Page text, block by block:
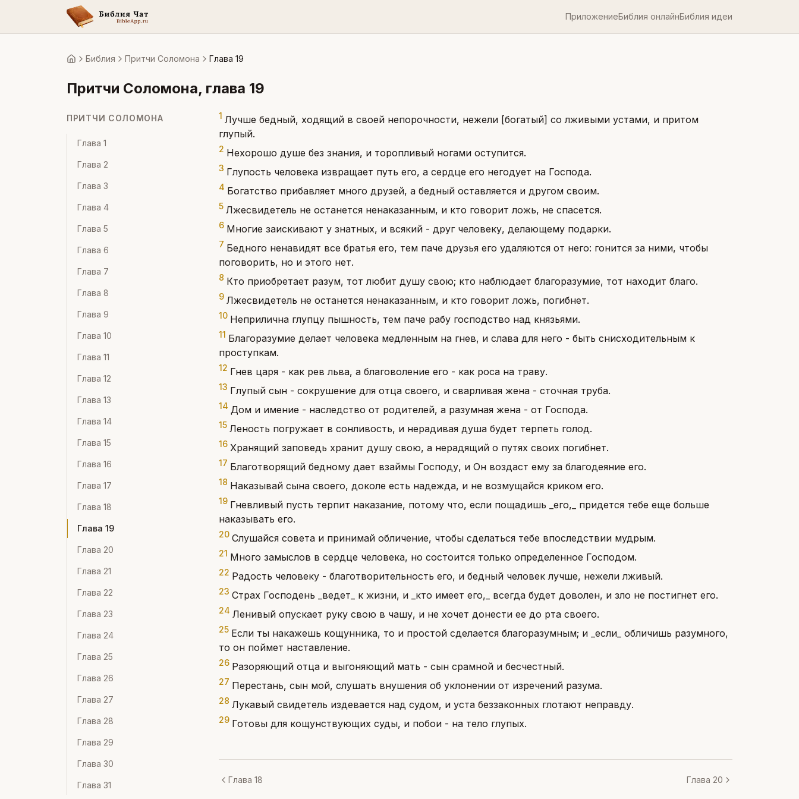
ПриложениеБиблия онлайнБиблия идеи
ГлавнаяБиблия Притчи Соломона Глава 19
Притчи Соломона, глава 19
ПРИТЧИ СОЛОМОНА
Глава 1
Глава 2
Глава 3
Глава 4
Глава 5
Глава 6
Глава 7
Глава 8
Глава 9
Глава 10
Глава 11
Глава 12
Глава 13
Глава 14
Глава 15
Глава 16
Глава 17
Глава 18
Глава 19
Глава 20
Глава 21
Глава 22
Глава 23
Глава 24
Глава 25
Глава 26
Глава 27
Глава 28
Глава 29
Глава 30
Глава 31
1 Лучше бедный, ходящий в своей непорочности, нежели [богатый] со лживыми устами, и притом
глупый.
2 Нехорошо душе без знания, и торопливый ногами оступится.
3 Глупость человека извращает путь его, а сердце его негодует на Господа.
4 Богатство прибавляет много друзей, а бедный оставляется и другом своим.
5 Лжесвидетель не останется ненаказанным, и кто говорит ложь, не спасется.
6 Многие заискивают у знатных, и всякий - друг человеку, делающему подарки.
7 Бедного ненавидят все братья его, тем паче друзья его удаляются от него: гонится за ними, чтобы
поговорить, но и этого нет.
8 Кто приобретает разум, тот любит душу свою; кто наблюдает благоразумие, тот находит благо.
9 Лжесвидетель не останется ненаказанным, и кто говорит ложь, погибнет.
10 Неприлична глупцу пышность, тем паче рабу господство над князьями.
11 Благоразумие делает человека медленным на гнев, и слава для него - быть снисходительным к
проступкам.
12 Гнев царя - как рев льва, а благоволение его - как роса на траву.
13 Глупый сын - сокрушение для отца своего, и сварливая жена - сточная труба.
14 Дом и имение - наследство от родителей, а разумная жена - от Господа.
15 Леность погружает в сонливость, и нерадивая душа будет терпеть голод.
16 Хранящий заповедь хранит душу свою, а нерадящий о путях своих погибнет.
17 Благотворящий бедному дает взаймы Господу, и Он воздаст ему за благодеяние его.
18 Наказывай сына своего, доколе есть надежда, и не возмущайся криком его.
19 Гневливый пусть терпит наказание, потому что, если пощадишь _его,_ придется тебе еще больше
наказывать его.
20 Слушайся совета и принимай обличение, чтобы сделаться тебе впоследствии мудрым.
21 Много замыслов в сердце человека, но состоится только определенное Господом.
22 Радость человеку - благотворительность его, и бедный человек лучше, нежели лживый.
23 Страх Господень _ведет_ к жизни, и _кто имеет его,_ всегда будет доволен, и зло не постигнет его.
24 Ленивый опускает руку свою в чашу, и не хочет донести ее до рта своего.
25 Если ты накажешь кощунника, то и простой сделается благоразумным; и _если_ обличишь разумного,
то он поймет наставление.
26 Разоряющий отца и выгоняющий мать - сын срамной и бесчестный.
27 Перестань, сын мой, слушать внушения об уклонении от изречений разума.
28 Лукавый свидетель издевается над судом, и уста беззаконных глотают неправду.
29 Готовы для кощунствующих суды, и побои - на тело глупых.
Глава 18 Глава 20